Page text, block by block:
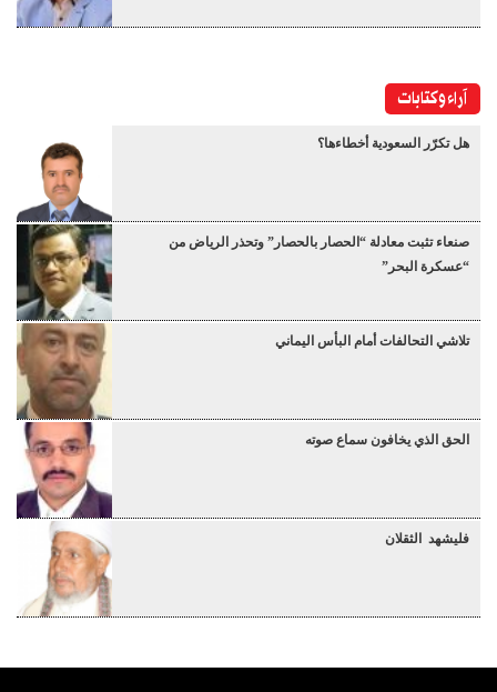
آراء وكتابات
هل تكرّر السعودية أخطاءها؟
صنعاء تثبت معادلة “الحصار بالحصار” وتحذر الرياض من
“عسكرة البحر”
تلاشي التحالفات أمام البأس اليماني
الحق الذي يخافون سماع صوته
فليشهد الثقلان